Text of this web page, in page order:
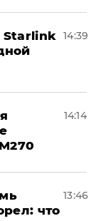
Starlink
14:39
14:14
что
13:46